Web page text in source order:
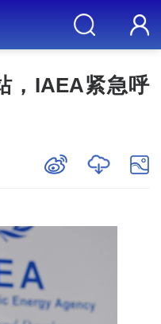
，IAEA紧急呼